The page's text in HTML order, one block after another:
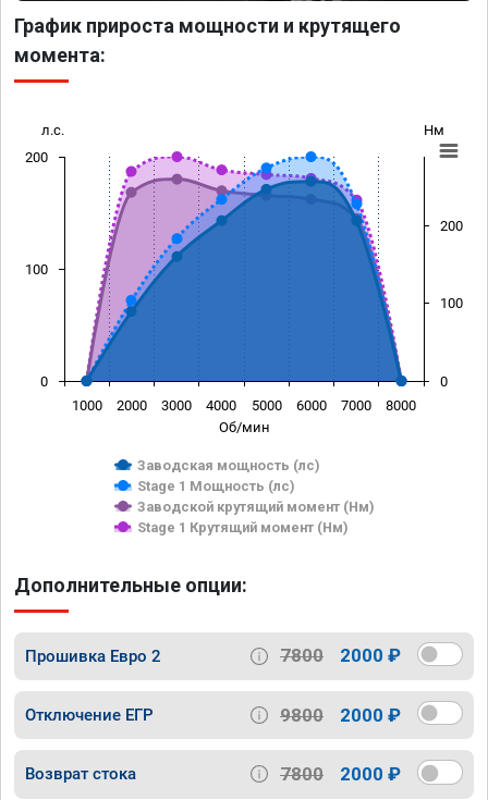
График прироста мощности и крутящего
момента:
Об/мин
л.с. Нм
Заводская мощность (лс)
Stage 1 Мощность (лс)
Заводской крутящий момент (Нм)
Stage 1 Крутящий момент (Нм)
1000 2000 3000 4000 5000 6000 7000 8000
0
100
200
0
100
200
Дополнительные опции:
Прошивка Евро 2 7800 2000 ₽
Отключение ЕГР 9800 2000 ₽
Возврат стока 7800 2000 ₽